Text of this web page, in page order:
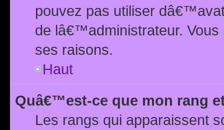
pouvez pas utiliser
de lâ€™administrateur.
ses raisons.
Haut
Quâ€™est-ce que mon rang
Les rangs qui apparaissent